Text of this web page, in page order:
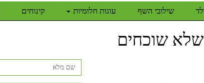
שילובי השף עוגות חלומיות קינוחים
שלא שוכחים